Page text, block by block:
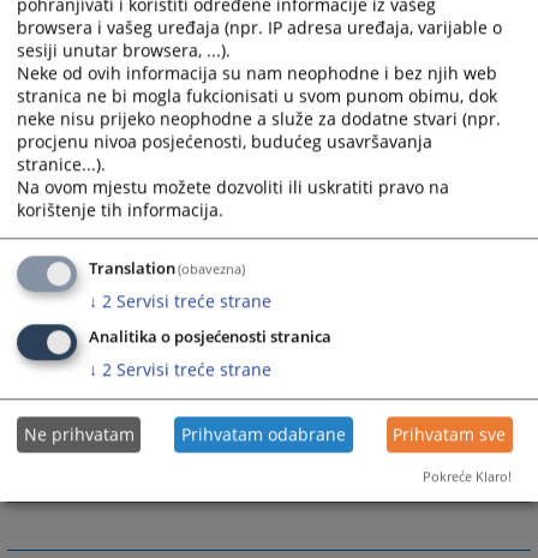
10028PREGLEDA
pohranjivati i koristiti određene informacije iz vašeg
browsera i vašeg uređaja (npr. IP adresa uređaja, varijable o
sesiji unutar browsera, ...).
Neke od ovih informacija su nam neophodne i bez njih web
stranica ne bi mogla fukcionisati u svom punom obimu, dok
neke nisu prijeko neophodne a služe za dodatne stvari (npr.
procjenu nivoa posjećenosti, budućeg usavršavanja
stranice...).
Na ovom mjestu možete dozvoliti ili uskratiti pravo na
korištenje tih informacija.
Translation(obavezna)
↓ 2 Servisi treće strane
Analitika o posjećenosti stranica
↓ 2 Servisi treće strane
Ne prihvatam Prihvatam odabrane Prihvatam sve
Pokreće Klaro!